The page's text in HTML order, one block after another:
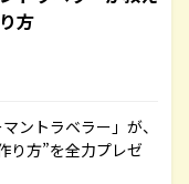
方
ントラベラー」が、
り方”を全力プレゼ